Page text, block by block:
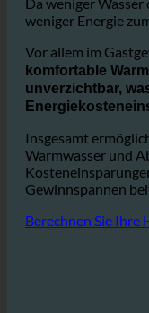
Zusätzlich zu den
diedie Nachfrage
Da weniger
weniger Energie
Vor allem im
komfortable
Insgesamt
Warmwasser und
Gewinnspannen